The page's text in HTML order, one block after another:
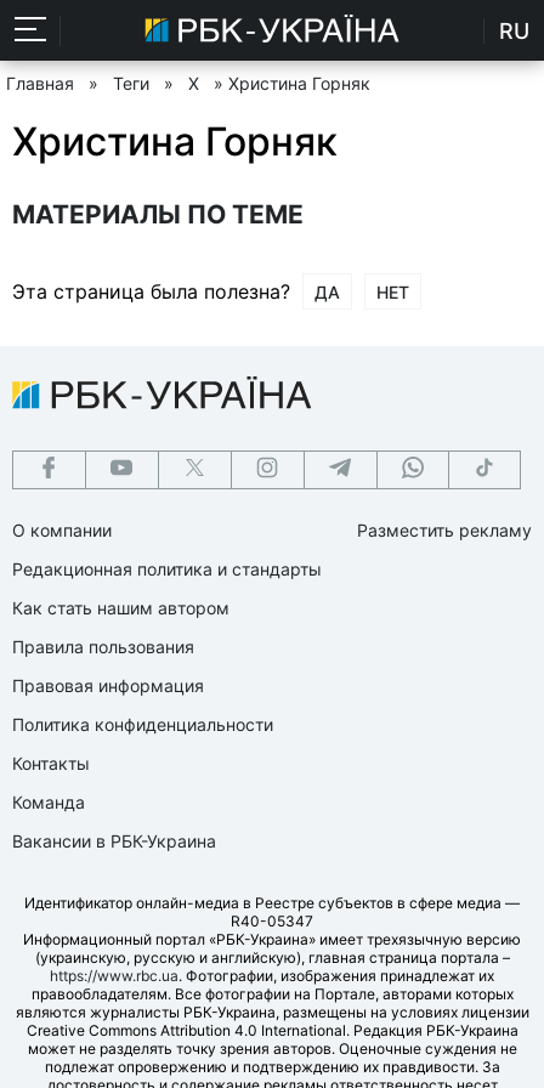
RU
Главная » Теги » Х » Христина Горняк
Христина Горняк
МАТЕРИАЛЫ ПО ТЕМЕ
Эта страница была полезна? ДА НЕТ
О компании
Редакционная политика и стандарты
Как стать нашим автором
Правила пользования
Правовая информация
Политика конфиденциальности
Контакты
Команда
Вакансии в РБК-Украина
Разместить рекламу
Идентификатор онлайн-медиа в Реестре субъектов в сфере медиа —
R40-05347
Информационный портал «РБК-Украина» имеет трехязычную версию
(украинскую, русскую и английскую), главная страница портала –
https://www.rbc.ua. Фотографии, изображения принадлежат их
правообладателям. Все фотографии на Портале, авторами которых
являются журналисты РБК-Украина, размещены на условиях лицензии
Creative Commons Attribution 4.0 International. Редакция РБК-Украина
может не разделять точку зрения авторов. Оценочные суждения не
подлежат опровержению и подтверждению их правдивости. За